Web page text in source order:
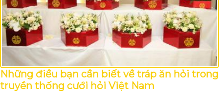
Những điều bạn cần biết về tráp ăn hỏi trong
truyền thống cưới hỏi Việt Nam